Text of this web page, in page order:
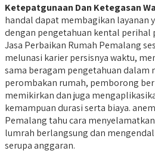
Ketepatgunaan Dan Ketegasan
handal dapat membagikan layanan
dengan pengetahuan kental perihal
Jasa Perbaikan Rumah Pemalang
melunasi karier persisnya waktu,
sama beragam pengetahuan dalam
perombakan rumah, pemborong
memikirkan dan juga
kemampuan durasi serta biaya.
Pemalang tahu cara
lumrah berlangsung dan
serupa anggaran.